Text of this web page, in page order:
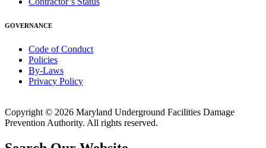
GOVERNANCE
Code of Conduct
Policies
By-Laws
Privacy Policy
Copyright © 2026 Maryland Underground Facilities Damage
Prevention Authority. All rights reserved.